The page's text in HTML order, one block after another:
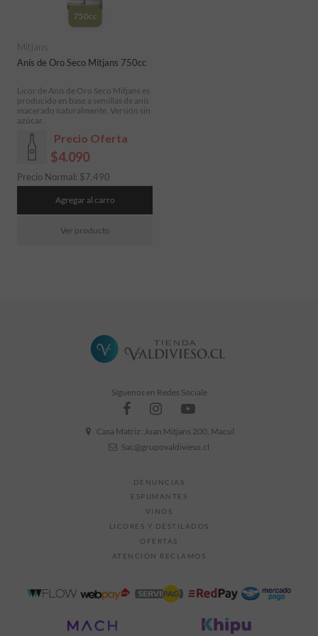
750cc
Anís de Oro Seco Mitjans 750cc
Precio Oferta
$4.090
Precio Normal: $7.490
Mitjans
Licor de Anís de Oro Seco Mitjans es
producido en base a semillas de anís
macerado naturalmente. Versión sin
azúcar.
Agregar al carro
Ver producto
Síguenos en Redes Sociale
Casa Matriz: Juan Mitjans 200, Macul
Sac@grupovaldivieso.cl
DENUNCIAS
ESPUMANTES
VINOS
LICORES Y DESTILADOS
OFERTAS
ATENCIÓN RECLAMOS